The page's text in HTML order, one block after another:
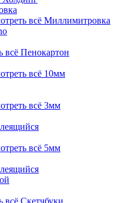
всё Миллимитровка
всё Пенокартон
всё 10мм
всё 3мм
всё 5мм
всё Скетчбуки